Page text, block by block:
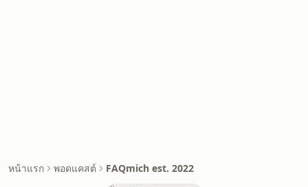
หน้าแรก พอดแคสต์ FAQmich est. 2022